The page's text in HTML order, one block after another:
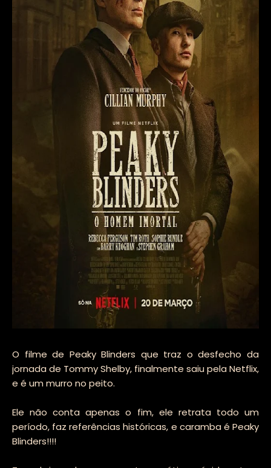
O filme de Peaky Blinders que traz o desfecho da
jornada de Tommy Shelby, finalmente saiu pela Netflix,
e é um murro no peito.
Ele não conta apenas o fim, ele retrata todo um
período, faz referências históricas, e caramba é Peaky
Blinders!!!!